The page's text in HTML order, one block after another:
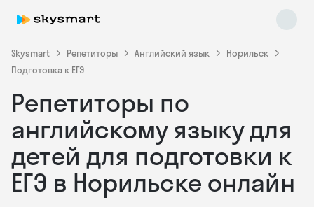
Skysmart Репетиторы Английский язык
Норильск
Подготовка к ЕГЭ
Репетиторы по
английскому языку для
детей для подготовки к
ЕГЭ в Норильске онлайн
Skysmart Chat